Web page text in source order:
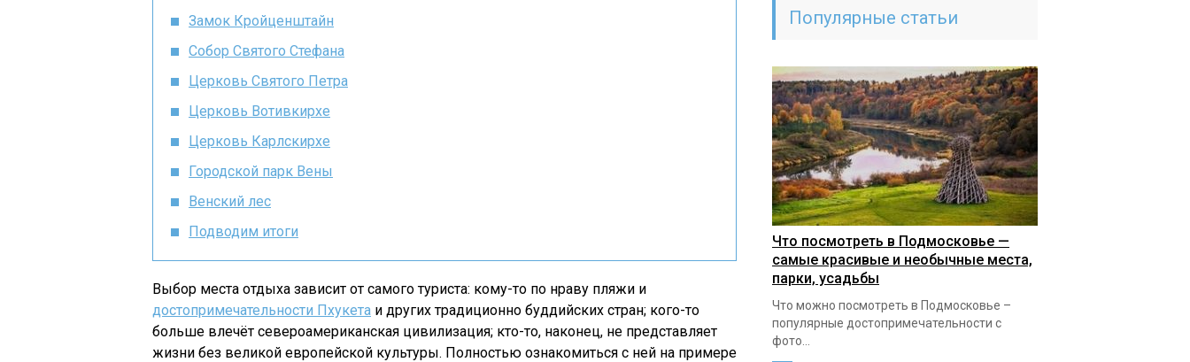
Замок Кройценштайн
Собор Святого Стефана
Церковь Святого Петра
Церковь Вотивкирхе
Церковь Карлскирхе
Городской парк Вены
Венский лес
Подводим итоги
Выбор места отдыха зависит от самого туриста: кому-то по нраву пляжи и
достопримечательности Пхукета и других традиционно буддийских стран; кого-то
больше влечёт североамериканская цивилизация; кто-то, наконец, не представляет
жизни без великой европейской культуры. Полностью ознакомиться с ней на примере
Популярные статьи
Что посмотреть в Подмосковье —
самые красивые и необычные места,
парки, усадьбы
Что можно посмотреть в Подмосковье –
популярные достопримечательности с
фото...